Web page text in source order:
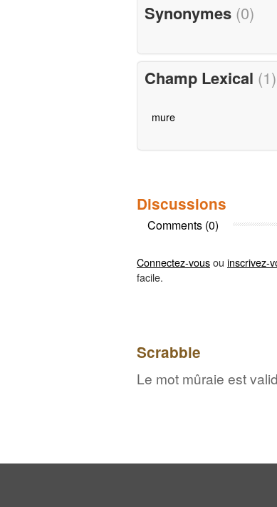
Synonymes (0)
Champ Lexical (1)
mure
Discussions
Comments (0)
Connectez-vousou inscrivez-
facile.
Scrabble
Le mot mûraie est